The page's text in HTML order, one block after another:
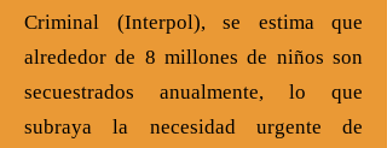
Criminal (Interpol), se estima que
alrededor de 8 millones de niños son
secuestrados anualmente, lo que
subraya la necesidad urgente de